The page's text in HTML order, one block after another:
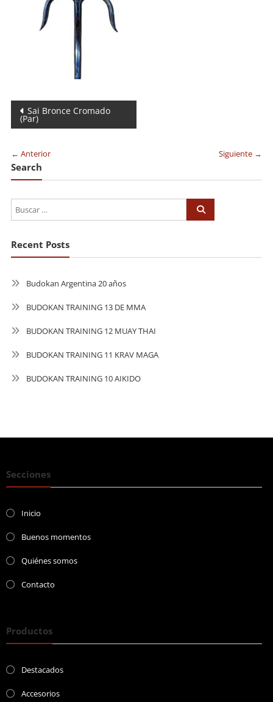
Navegación
de
entradas
Sai Bronce Cromado
(Par)
← Anterior Siguiente →
Search
Recent Posts
Budokan Argentina 20 años
BUDOKAN TRAINING 13 DE MMA
BUDOKAN TRAINING 12 MUAY THAI
BUDOKAN TRAINING 11 KRAV MAGA
BUDOKAN TRAINING 10 AIKIDO
Secciones
Inicio
Buenos momentos
Quiénes somos
Contacto
Productos
Destacados
Accesorios